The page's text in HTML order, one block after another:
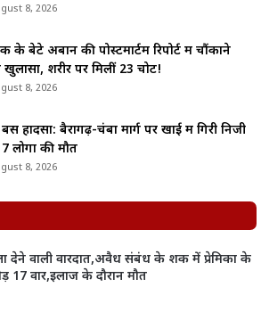
8, 2026
के बेटे अबान की पोस्टमार्टम रिपोर्ट में चौंकाने
खुलासा, शरीर पर मिलीं 23 चोटें!
8, 2026
हादसा: बैरागढ़-चंबा मार्ग पर खाई में गिरी निजी
लोगों की मौत
8, 2026
देने वाली वारदात,अवैध संबंध के शक में प्रेमिका के
17 वार,इलाज के दौरान मौत